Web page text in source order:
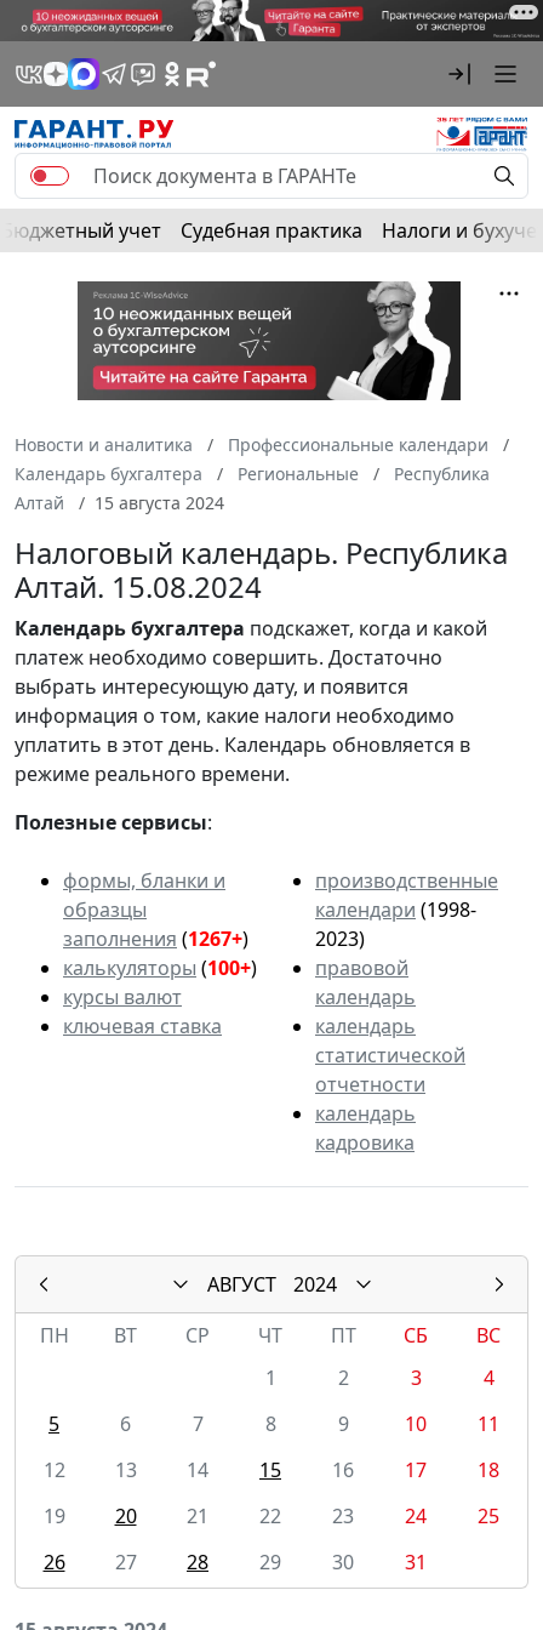
Бюджетный учет Судебная практика Налоги и
Новости и аналитика
Профессиональные календари
Календарь бухгалтера
Региональные
Республика
Алтай
15 августа 2024
Налоговый календарь. Республика
Алтай. 15.08.2024
Календарьбухгалтера подскажет, когда и какой
платеж необходимо совершить. Достаточно
выбрать интересующую дату, и появится
информация о том, какие налоги необходимо
уплатить в этот день. Календарь обновляется в
режиме реального времени.
Полезные сервисы:
формы, бланки и
образцы
заполнения (1267+)
калькуляторы (100+)
курсы валют
ключевая ставка
производственные
календари (1998-
2023)
правовой
календарь
календарь
статистической
отчетности
календарь
кадровика
АВГУСТ
2024
ПН
ВТ СР ЧТ ПТ СБ
ВС
1
2 3
4
5
6 7 8 9 10
11
12
13 14 15 16 17
18
19
20 21 22 23 24
25
26
27 28 29 30 31